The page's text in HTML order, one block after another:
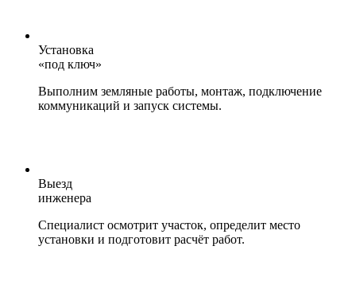
Установка
«под ключ»
Выполним земляные работы, монтаж, подключение
коммуникаций и запуск системы.
Выезд
инженера
Специалист осмотрит участок, определит место
установки и подготовит расчёт работ.